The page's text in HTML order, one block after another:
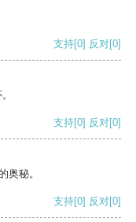
支持[0] 反对[0]
支持[0] 反对[0]
奥秘。
支持[0] 反对[0]